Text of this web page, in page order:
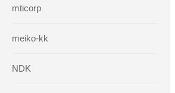
mticorp
meiko-kk
NDK